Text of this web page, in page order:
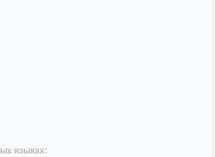
языках: